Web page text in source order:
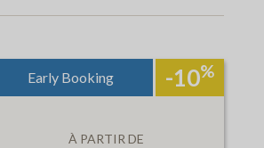
Early Booking -10%
À PARTIR DE